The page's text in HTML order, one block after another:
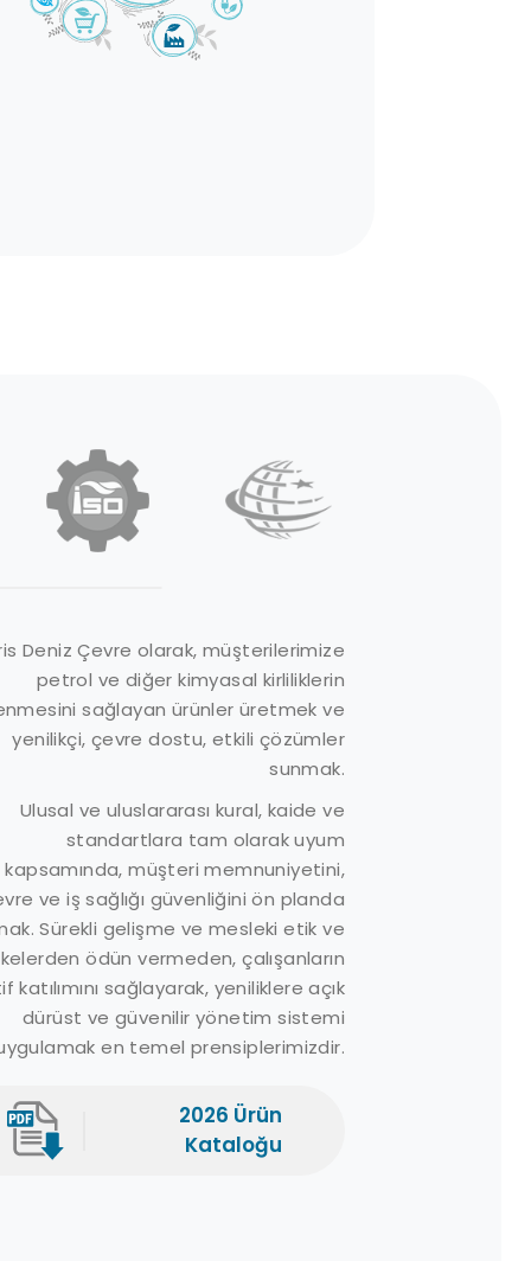
Grupları
Malzemeler
Döküntü Kitleri
Pompalar
Güvenlik Ekipmanları
Pnömatik
Tankları
Acil Müdahale
Bariyer Tamburları
Sistemleri
Yağ Sıyırıcılar
Site Linkleri
Hakkımızda
İletişim
Referanslar
Ürünler
Medya Galeri
Teklif Formu
Sıkça Sorulan
Sorular
Müşteri Yorumları
Haberler
Deniz Çevre olarak, müşterilerimize
petrol ve diğer kimyasal kirliliklerin
sağlayan ürünler üretmek ve
yenilikçi, çevre dostu, etkili çözümler
sunmak.
Ulusal ve uluslararası kural, kaide ve
standartlara tam olarak uyum
kapsamında, müşteri memnuniyetini,
ve iş sağlığı güvenliğini ön planda
Sürekli gelişme ve mesleki etik ve
ödün vermeden, çalışanların
katılımını sağlayarak, yeniliklere açık
dürüst ve güvenilir yönetim sistemi
en temel prensiplerimizdir.
2026 Ürün
Kataloğu